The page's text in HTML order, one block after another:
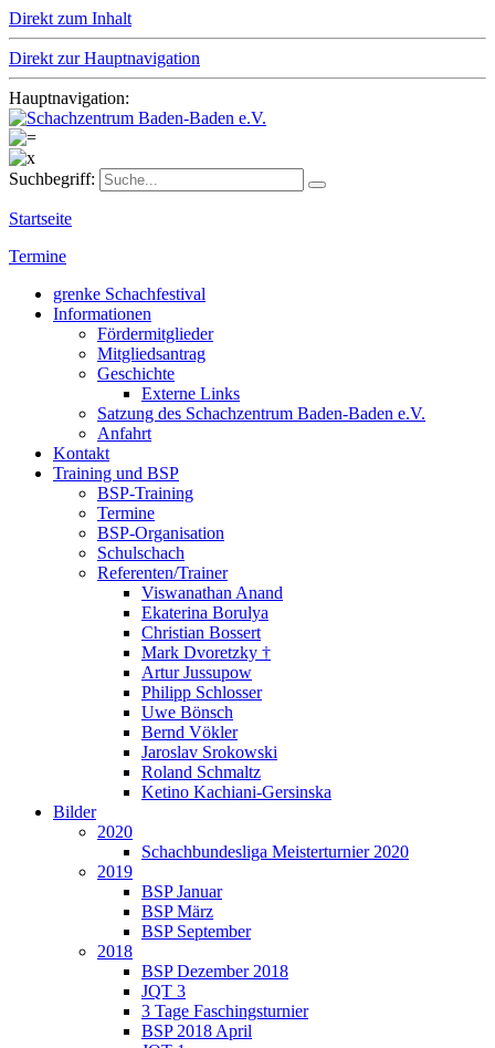
Direkt zum Inhalt
Direkt zur Hauptnavigation
Hauptnavigation:
Suchbegriff:
Startseite
Termine
grenke Schachfestival
Informationen
Fördermitglieder
Mitgliedsantrag
Geschichte
Externe Links
Satzung des Schachzentrum Baden-Baden e.V.
Anfahrt
Kontakt
Training und BSP
BSP-Training
Termine
BSP-Organisation
Schulschach
Referenten/Trainer
Viswanathan Anand
Ekaterina Borulya
Christian Bossert
Mark Dvoretzky †
Artur Jussupow
Philipp Schlosser
Uwe Bönsch
Bernd Vökler
Jaroslav Srokowski
Roland Schmaltz
Ketino Kachiani-Gersinska
Bilder
2020
Schachbundesliga Meisterturnier 2020
2019
BSP Januar
BSP März
BSP September
2018
BSP Dezember 2018
JQT 3
3 Tage Faschingsturnier
BSP 2018 April